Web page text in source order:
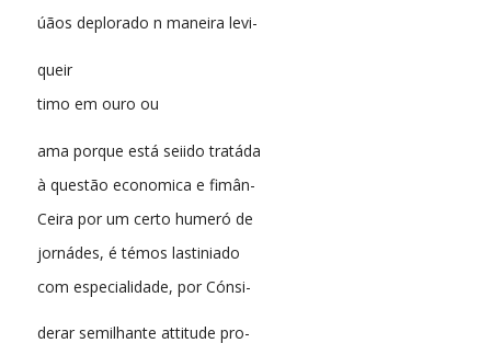
úãos deplorado n maneira levi-
queir
timo em ouro ou
ama porque está seiido tratáda
à questão economica e fimân-
Ceira por um certo humeró de
jornádes, é témos lastiniado
com especialidade, por Cónsi-
derar semilhante attitude pro-